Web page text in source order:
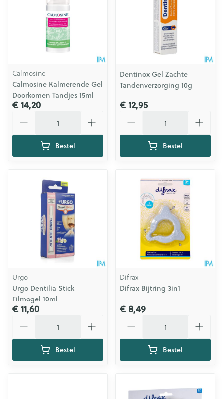
Calmosine
Calmosine Kalmerende Gel
Doorkomen Tandjes 15ml
€ 14,20
Bestel
Dentinox Gel Zachte
Tandenverzorging 10g
€ 12,95
Bestel
Urgo
Urgo Dentilia Stick
Filmogel 10ml
€ 11,60
Bestel
Difrax
Difrax Bijtring 3in1
€ 8,49
Bestel